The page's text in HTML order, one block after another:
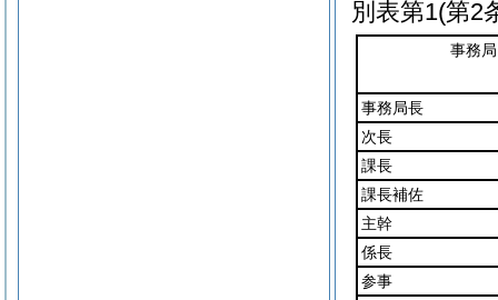
別表第1(第2
事務局
事務局長
次長
課長
課長補佐
主幹
係長
参事